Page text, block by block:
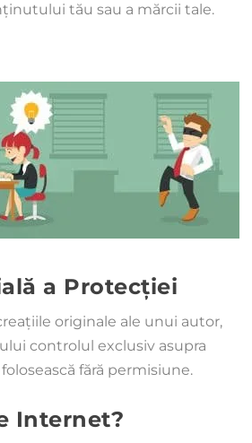
tău sau a mărcii tale.
a Protecției
originale ale unui autor,
controlul exclusiv asupra
fără permisiune.
Internet?